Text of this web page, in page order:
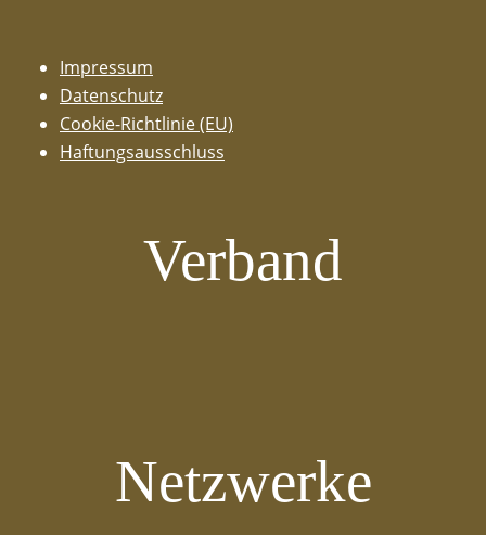
Impressum
Datenschutz
Cookie-Richtlinie (EU)
Haftungsausschluss
Verband
Netzwerke